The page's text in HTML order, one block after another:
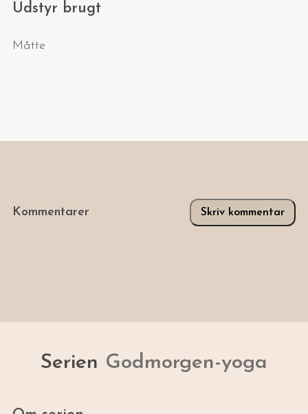
Udstyr brugt
Måtte
Kommentarer Skriv kommentar
Serien Godmorgen-yoga